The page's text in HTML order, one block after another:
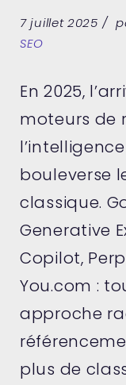
7 juillet 2025
SEO
En 2025,
moteurs de
bouleverse
classique.
Generative
Copilot,
You.com :
approche
plus de